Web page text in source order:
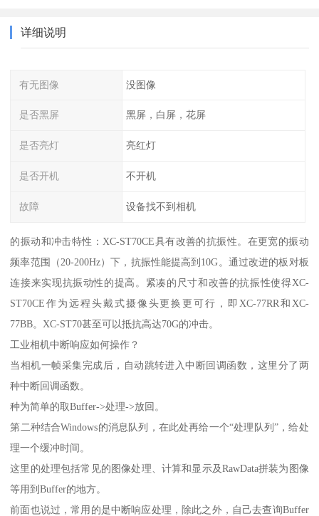
详细说明
有无图像 没图像
是否黑屏 黑屏，白屏，花屏
是否亮灯 亮红灯
是否开机 不开机
故障 设备找不到相机
的振动和冲击特性：XC-ST70CE具有改善的抗振性。在更宽的振动
频率范围（20-200Hz）下，抗振性能提高到10G。通过改进的板对板
连接来实现抗振动性的提高。紧凑的尺寸和改善的抗振性使得XC-
ST70CE作为远程头戴式摄像头更换更可行，即XC-77RR和XC-
77BB。XC-ST70甚至可以抵抗高达70G的冲击。
工业相机中断响应如何操作？
当相机一帧采集完成后，自动跳转进入中断回调函数，这里分了两
种中断回调函数。
种为简单的取Buffer->处理->放回。
第二种结合Windows的消息队列，在此处再给一个“处理队列”，给处
理一个缓冲时间。
这里的处理包括常见的图像处理、计算和显示及RawData拼装为图像
等用到Buffer的地方。
前面也说过，常用的是中断响应处理，除此之外，自己去查询Buffer